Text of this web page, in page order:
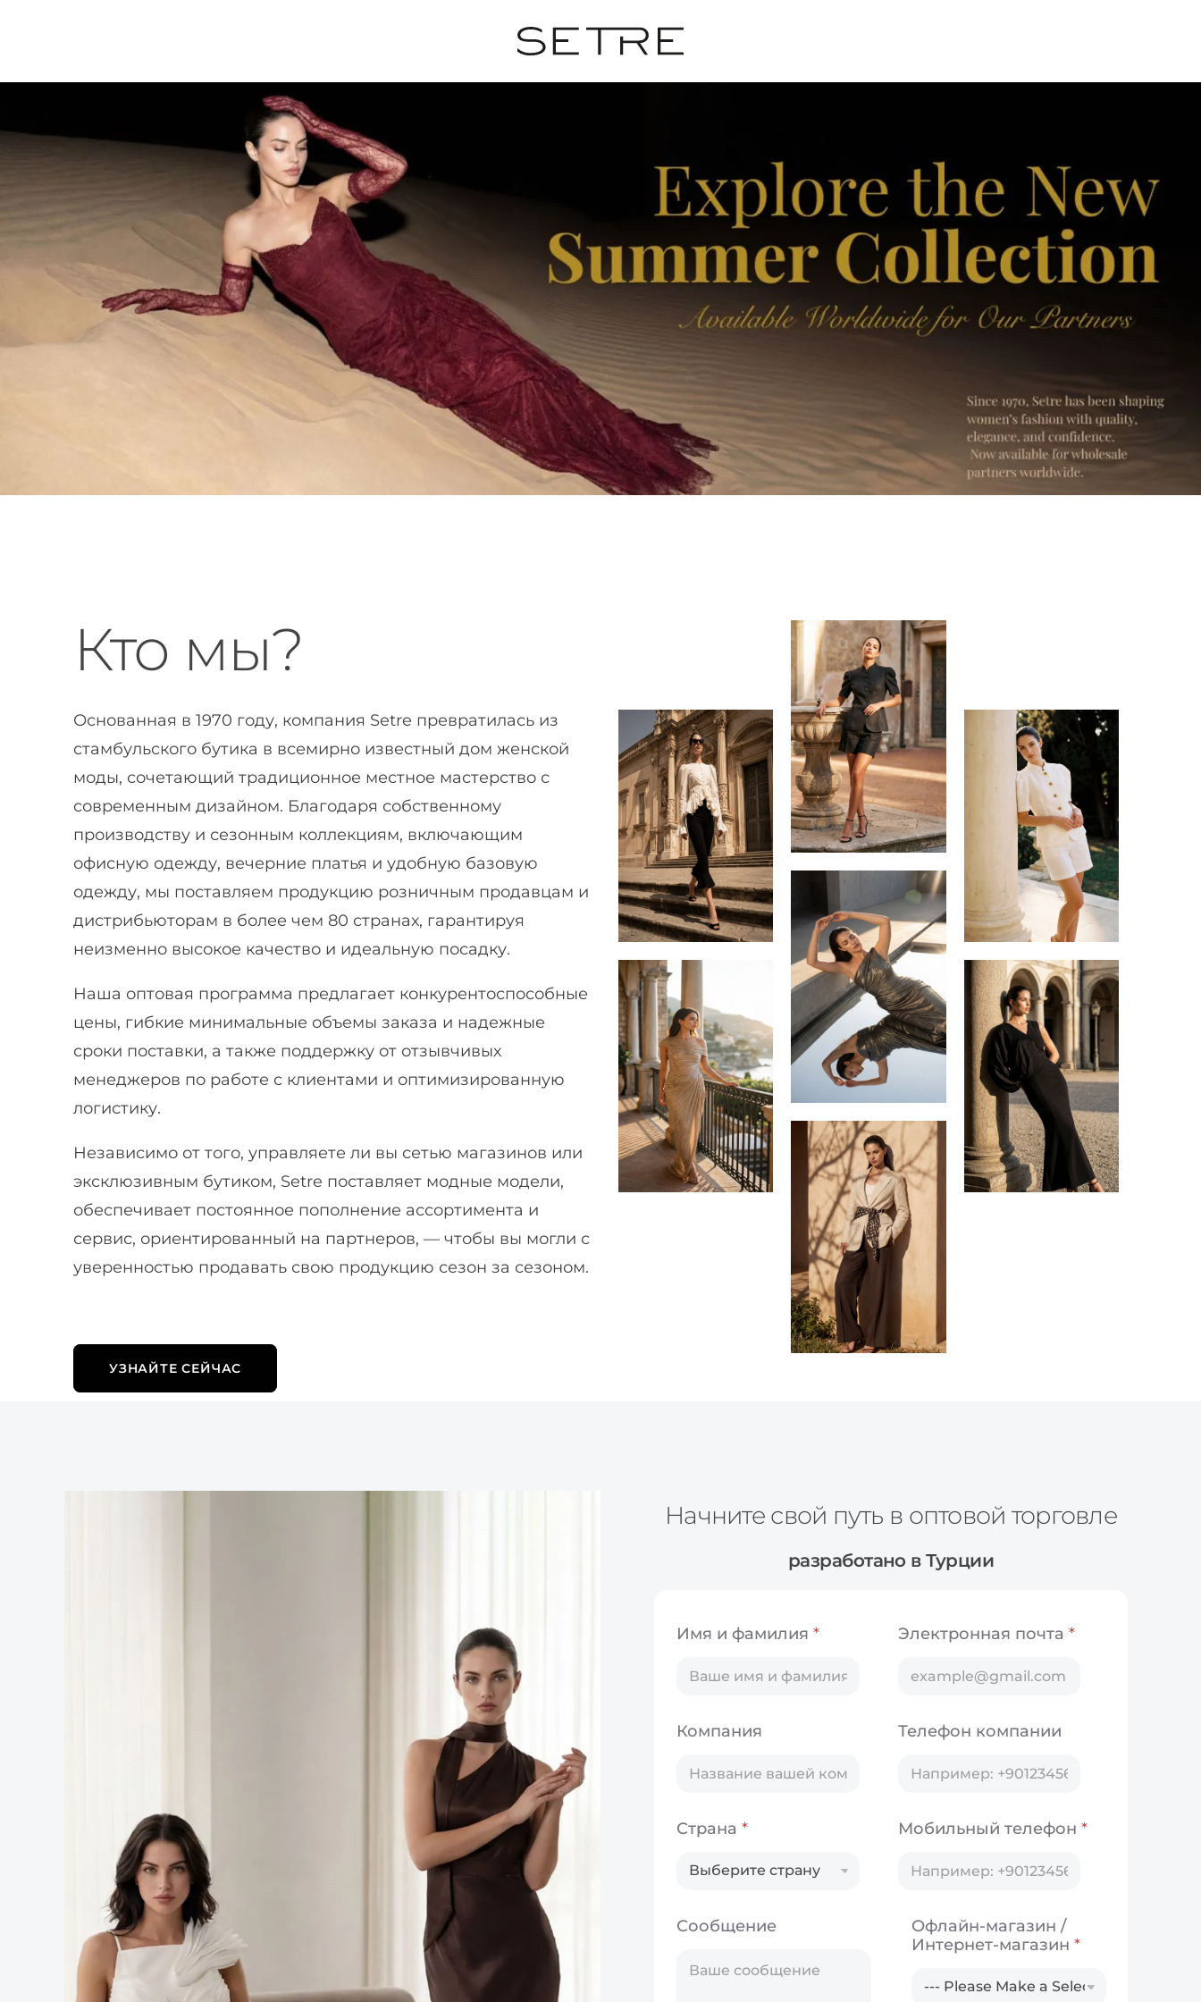
Кто мы?
Основанная в 1970 году, компания Setre превратилась из
стамбульского бутика в всемирно известный дом женской
моды, сочетающий традиционное местное мастерство с
современным дизайном. Благодаря собственному
производству и сезонным коллекциям, включающим
офисную одежду, вечерние платья и удобную базовую
одежду, мы поставляем продукцию розничным продавцам и
дистрибьюторам в более чем 80 странах, гарантируя
неизменно высокое качество и идеальную посадку.
Наша оптовая программа предлагает конкурентоспособные
цены, гибкие минимальные объемы заказа и надежные
сроки поставки, а также поддержку от отзывчивых
менеджеров по работе с клиентами и оптимизированную
логистику.
Независимо от того, управляете ли вы сетью магазинов или
эксклюзивным бутиком, Setre поставляет модные модели,
обеспечивает постоянное пополнение ассортимента и
сервис, ориентированный на партнеров, — чтобы вы могли с
уверенностью продавать свою продукцию сезон за сезоном.
УЗНАЙТЕ СЕЙЧАС
Начните свой путь в оптовой торговле
разработано в Турции
Имя и фамилия * Электронная почта *
Компания Телефон компании
Страна * Мобильный телефон *
е
Сообщение
Офлайн-магазин /
Интернет-магазин *